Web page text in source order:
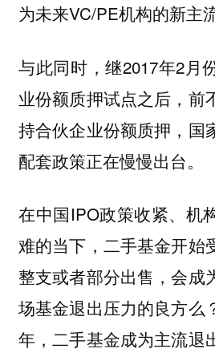
为未来VC/PE机构的新主
与此同时，继2017年2月
业份额质押试点之后，前
持合伙企业份额质押，国
配套政策正在慢慢出台。
在中国IPO政策收紧、机
难的当下，二手基金开始
整支或者部分出售，会成
场基金退出压力的良方么
年，二手基金成为主流退